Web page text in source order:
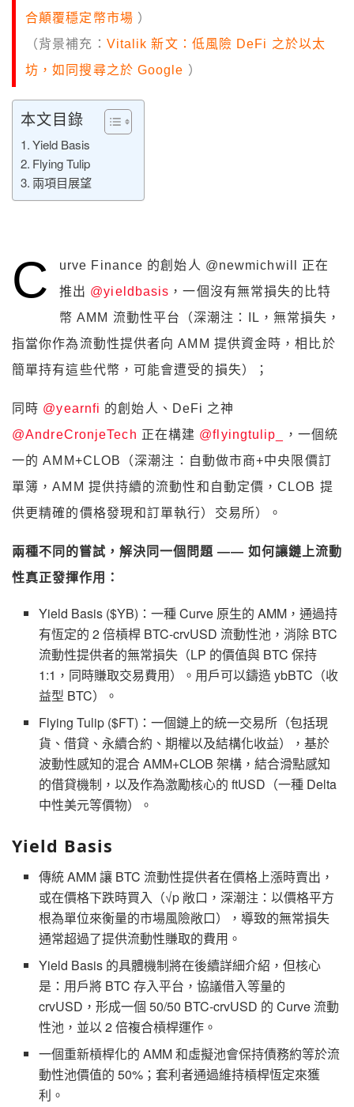
合顛覆穩定幣市場 ）
（背景補充： Vitalik 新文：低風險 DeFi 之於以太
坊，如同搜尋之於 Google ）
本文目錄
Yield Basis
Flying Tulip
兩項目展望
C
urve Finance 的創始人 @newmichwill 正在
推出 @yieldbasis ，一個沒有無常損失的比特
幣 AMM 流動性平台（深潮注：IL，無常損失，
指當你作為流動性提供者向 AMM 提供資金時，相比於
簡單持有這些代幣，可能會遭受的損失）；
同時 @yearnfi 的創始人、DeFi 之神
@AndreCronjeTech 正在構建 @flyingtulip_
，一個統
一的 AMM+CLOB（深潮注：自動做市商+中央限價訂
單簿，AMM 提供持續的流動性和自動定價，CLOB 提
供更精確的價格發現和訂單執行）交易所）。
兩種不同的嘗試，解決同一個問題 —— 如何讓鏈上流動
性真正發揮作用：
Yield Basis ($YB)：一種 Curve 原生的 AMM，通過持
有恆定的 2 倍槓桿 BTC-crvUSD 流動性池，消除 BTC
流動性提供者的無常損失（LP 的價值與 BTC 保持
1:1，同時賺取交易費用）。用戶可以鑄造 ybBTC（收
益型 BTC）。
Flying Tulip ($FT)：一個鏈上的統一交易所（包括現
貨、借貸、永續合約、期權以及結構化收益），基於
波動性感知的混合 AMM+CLOB 架構，結合滑點感知
的借貸機制，以及作為激勵核心的 ftUSD（一種 Delta
中性美元等價物）。
Yield Basis
傳統 AMM 讓 BTC 流動性提供者在價格上漲時賣出，
或在價格下跌時買入（√p 敞口，深潮注：以價格平方
根為單位來衡量的市場風險敞口），導致的無常損失
通常超過了提供流動性賺取的費用。
Yield Basis 的具體機制將在後續詳細介紹，但核心
是：用戶將 BTC 存入平台，協議借入等量的
crvUSD，形成一個 50/50 BTC-crvUSD 的 Curve 流動
性池，並以 2 倍複合槓桿運作。
一個重新槓桿化的 AMM 和虛擬池會保持債務約等於流
動性池價值的 50%；套利者通過維持槓桿恆定來獲
利。